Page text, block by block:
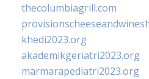
thecolumbiagrill.com
khedi2023.org
akademikgeriatri2023.org
marmarapediatri2023.org